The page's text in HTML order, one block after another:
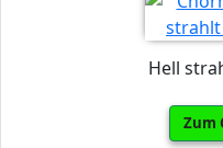
Hell
Zum